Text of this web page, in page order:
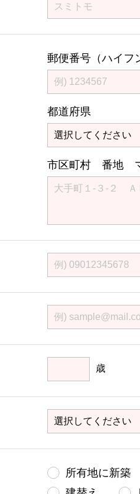
郵便番号（ハイフ
都道府県
市区町村 番地
歳
所有地に新築